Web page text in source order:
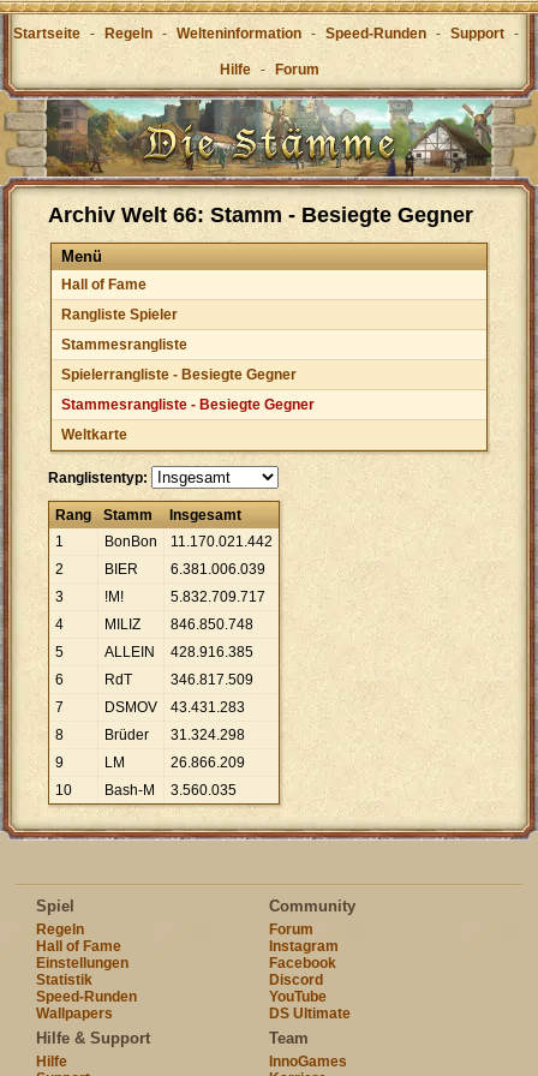
Startseite - Regeln - Welteninformation - Speed-Runden - Support -
Hilfe - Forum
Archiv Welt 66: Stamm - Besiegte Gegner
Menü
Hall of Fame
Rangliste Spieler
Stammesrangliste
Spielerrangliste - Besiegte Gegner
Stammesrangliste - Besiegte Gegner
Weltkarte
Ranglistentyp:
Rang Stamm
Insgesamt
1
BonBon 11.170.021.442
2
BIER 6.381.006.039
3
!M! 5.832.709.717
4
MILIZ 846.850.748
5
ALLEIN 428.916.385
6
RdT 346.817.509
7
DSMOV 43.431.283
8
Brüder 31.324.298
9
LM 26.866.209
10
Bash-M 3.560.035
Spiel
Regeln
Hall of Fame
Einstellungen
Statistik
Speed-Runden
Wallpapers
Community
Forum
Instagram
Facebook
Discord
YouTube
DS Ultimate
Hilfe & Support
Hilfe
Team
InnoGames